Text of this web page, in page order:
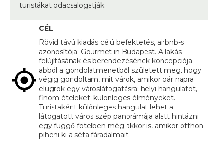
turistákat odacsalogatják.
CÉL
Rövid távú kiadás célú befektetés, airbnb-s
azonosítója: Gourmet in Budapest. A lakás
felújításának és berendezésének koncepciója
abból a gondolatmenetből született meg, hogy
végig gondoltam, mit várok, amikor pár napra
elugrok egy városlátogatásra: helyi hangulatot,
finom ételeket, különleges élményeket.
Turistaként különleges hangulat lehet a
látogatott város szép panorámája alatt hintázni
egy függő fotelben még akkor is, amikor otthon
piheni ki a séta fáradalmait.